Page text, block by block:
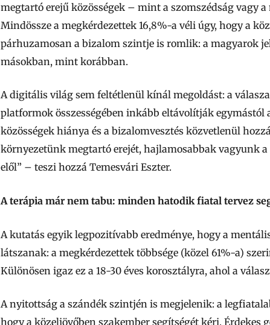
megtartó erejű közösségek – mint a szomszédság vagy
Mindössze a megkérdezettek 16,8%-a véli úgy, hogy a
párhuzamosan a bizalom szintje is romlik: a magyarok
másokban, mint korábban.
A digitális világ sem feltétlenül kínál megoldást: a
platformok összességében inkább eltávolítják
közösségek hiánya és a bizalomvesztés közvetlenül
környezetünk megtartó erejét, hajlamosabbak vagyunk
elől” – teszi hozzá Temesvári Eszter.
A terápia már nem tabu: minden hatodik fiatal tervez
A kutatás egyik legpozitívabb eredménye, hogy a
látszanak: a megkérdezettek többsége (közel 61%-a)
Különösen igaz ez a 18-30 éves korosztályra, ahol a
A nyitottság a szándék szintjén is megjelenik: a
hogy a közeljövőben szakember segítségét kéri. Érdekes